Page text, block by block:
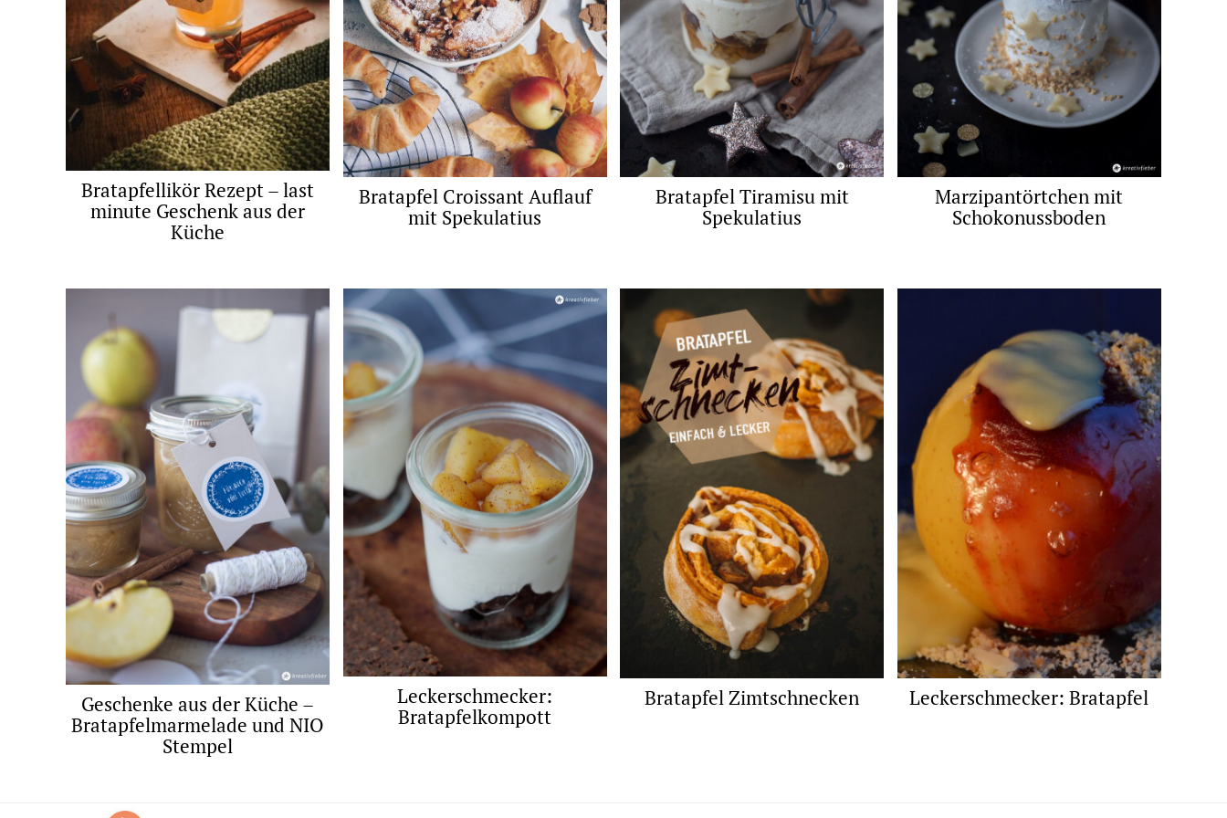
Bratapfellikör Rezept – last
minute Geschenk aus der
Küche
Bratapfel Croissant Auflauf
mit Spekulatius
Bratapfel Tiramisu mit
Spekulatius
Marzipantörtchen mit
Schokonussboden
Geschenke aus der Küche –
Bratapfelmarmelade und NIO
Stempel
Leckerschmecker:
Bratapfelkompott
Bratapfel Zimtschnecken Leckerschmecker: Bratapfel